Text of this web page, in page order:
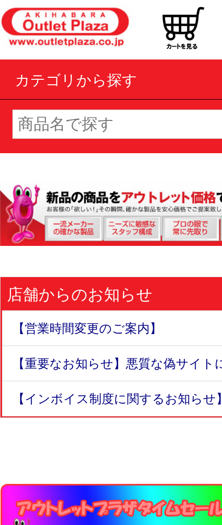
カテゴリから探す
店舗からのお知らせ
【営業時間変更のご案内】
【重要なお知らせ】悪質な偽サイト
【インボイス制度に関するお知らせ